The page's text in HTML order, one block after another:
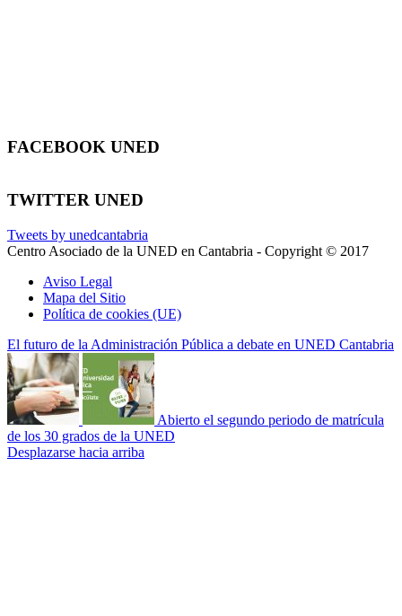
FACEBOOK UNED
TWITTER UNED
Tweets by unedcantabria
Centro Asociado de la UNED en Cantabria - Copyright © 2017
Aviso Legal
Mapa del Sitio
Política de cookies (UE)
El futuro de la Administración Pública a debate en UNED Cantabria
Abierto el segundo periodo de matrícula
de los 30 grados de la UNED
Desplazarse hacia arriba